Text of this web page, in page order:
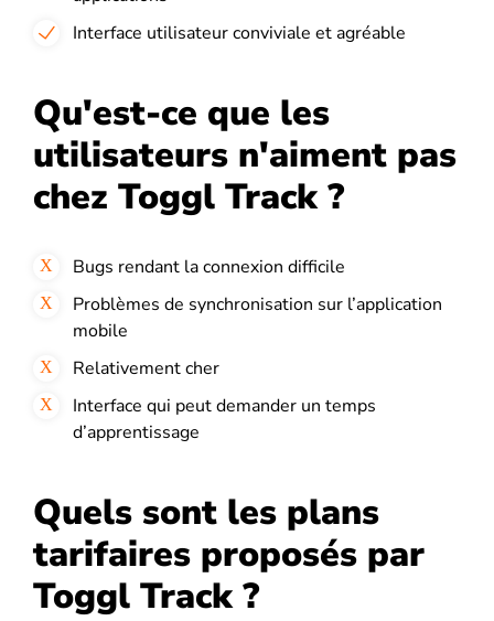
Interface utilisateur conviviale et agréable
Qu'est-ce que les
utilisateurs n'aiment pas
chez Toggl Track ?
Bugs rendant la connexion difficile
Problèmes de synchronisation sur l’application
mobile
Relativement cher
Interface qui peut demander un temps
d’apprentissage
Quels sont les plans
tarifaires proposés par
Toggl Track ?